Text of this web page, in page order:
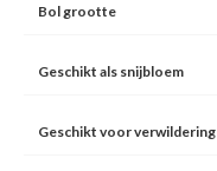
Bol grootte
Geschikt als snijbloem
Geschikt voor verwildering